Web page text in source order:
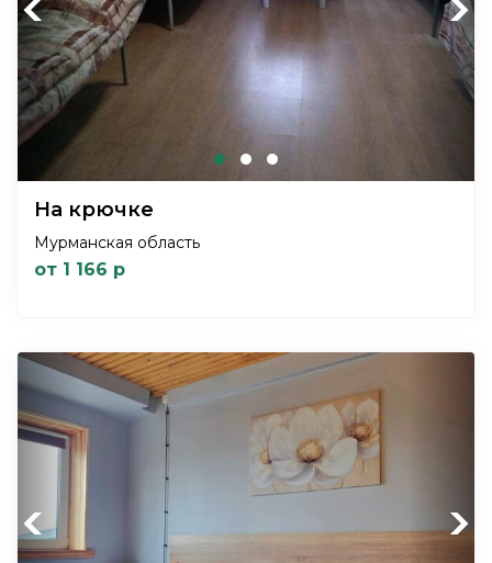
Previous Next
На крючке
Мурманская область
от 1 166 р
Previous Next